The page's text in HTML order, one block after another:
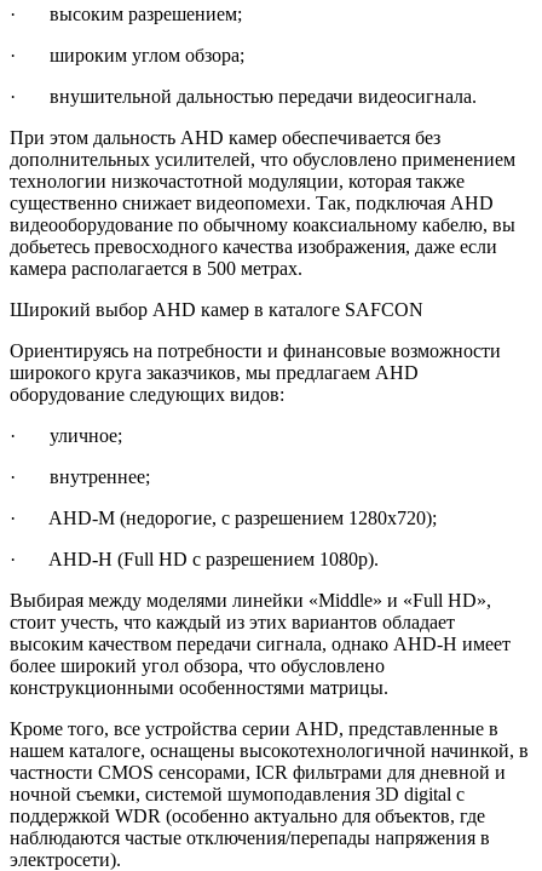
· высоким разрешением;
· широким углом обзора;
· внушительной дальностью передачи видеосигнала.
При этом дальность AHD камер обеспечивается без
дополнительных усилителей, что обусловлено применением
технологии низкочастотной модуляции, которая также
существенно снижает видеопомехи. Так, подключая AHD
видеооборудование по обычному коаксиальному кабелю, вы
добьетесь превосходного качества изображения, даже если
камера располагается в 500 метрах.
Широкий выбор AHD камер в каталоге SAFCON
Ориентируясь на потребности и финансовые возможности
широкого круга заказчиков, мы предлагаем AHD
оборудование следующих видов:
· уличное;
· внутреннее;
· AHD-M (недорогие, с разрешением 1280х720);
· AHD-H (Full HD с разрешением 1080р).
Выбирая между моделями линейки «Middle» и «Full HD»,
стоит учесть, что каждый из этих вариантов обладает
высоким качеством передачи сигнала, однако AHD-H имеет
более широкий угол обзора, что обусловлено
конструкционными особенностями матрицы.
Кроме того, все устройства серии AHD, представленные в
нашем каталоге, оснащены высокотехнологичной начинкой, в
частности CMOS сенсорами, ICR фильтрами для дневной и
ночной съемки, системой шумоподавления 3D digital с
поддержкой WDR (особенно актуально для объектов, где
наблюдаются частые отключения/перепады напряжения в
электросети).